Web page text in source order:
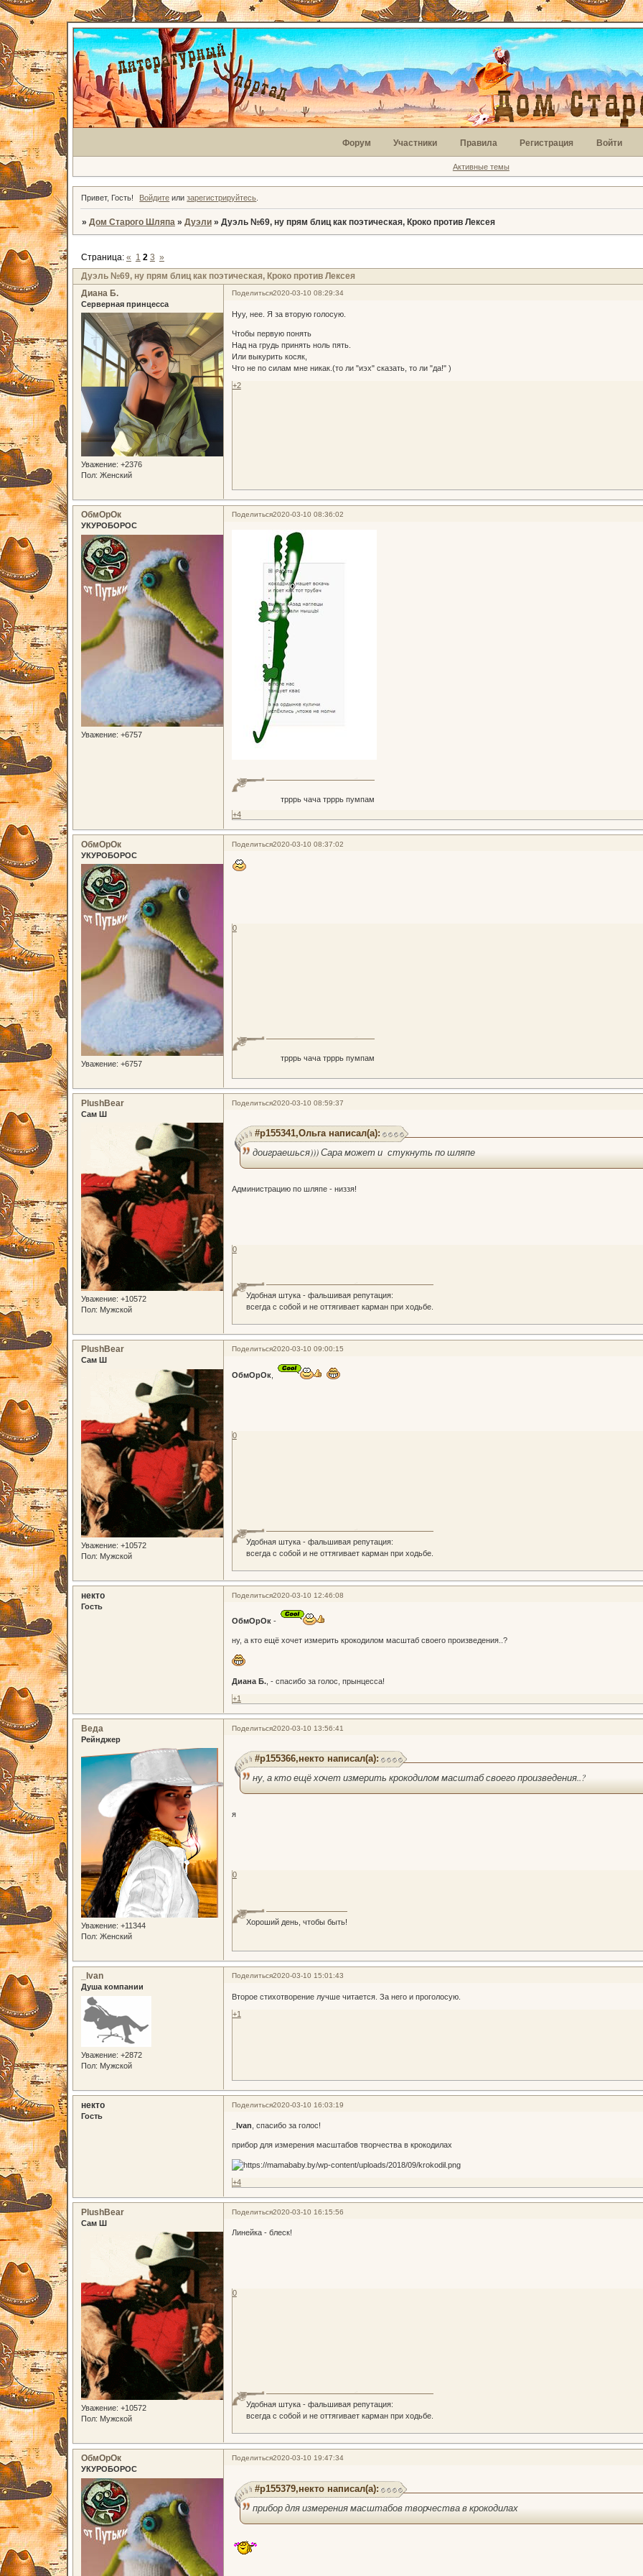
Форум Участники Правила Регистрация Войти
Активные темы
Привет, Гость! Войдите илизарегистрируйтесь
» Дом Старого Шляпа » Дуэли » Дуэль №69, ну прям блиц как поэтическая, Кроко против Лексея
Дуэль №69, ну прям блиц как поэтическая, Кроко против Лексея
Страница: « 1 2 3 »
Поделиться2020-03-10 08:29:34
Диана Б.
Серверная принцесса
Уважение: +2376
Пол: Женский
Нуу, нее. Я за вторую голосую.
Чтобы первую понять
Над на грудь принять ноль пять.
Или выкурить косяк,
Что не по силам мне никак.(то ли "иэх" сказать, то ли "да!" )
+2
Поделиться2020-03-10 08:36:02
ОбмОрОк
УКУРОБОРОС
Уважение: +6757
трррь чача трррь пумпам
+4
Поделиться2020-03-10 08:37:02
ОбмОрОк
УКУРОБОРОС
Уважение: +6757
трррь чача трррь пумпам
0
Поделиться2020-03-10 08:59:37
PlushBear
Сам Ш
Уважение: +10572
Пол: Мужской
#p155341,Ольга написал(а):
доиграешься))) Сара может и стукнуть по шляпе
Администрацию по шляпе - низзя!
Удобная штука - фальшивая репутация:
всегда с собой и не оттягивает карман при ходьбе.
0
Поделиться2020-03-10 09:00:15
PlushBear
Сам Ш
Уважение: +10572
Пол: Мужской
ОбмОрОк,
Удобная штука - фальшивая репутация:
всегда с собой и не оттягивает карман при ходьбе.
0
Поделиться2020-03-10 12:46:08
некто
Гость
ОбмОрОк-
ну, а кто ещё хочет измерить крокодилом масштаб своего произведения..?
Диана Б., - спасибо за голос, прынцесса!
+1
Поделиться2020-03-10 13:56:41
Веда
Рейнджер
Уважение: +11344
Пол: Женский
#p155366,некто написал(а):
ну, а кто ещё хочет измерить крокодилом масштаб своего произведения..?
я
Хороший день, чтобы быть!
0
Поделиться2020-03-10 15:01:43
_Ivan
Душа компании
Уважение: +2872
Пол: Мужской
Второе стихотворение лучше читается. За него и проголосую.
+1
Поделиться2020-03-10 16:03:19
некто
Гость
_Ivan , спасибо за голос!
прибор для измерения масштабов творчества в крокодилах
+4
Поделиться2020-03-10 16:15:56
PlushBear
Сам Ш
Уважение: +10572
Пол: Мужской
Линейка - блеск!
Удобная штука - фальшивая репутация:
всегда с собой и не оттягивает карман при ходьбе.
0
Поделиться2020-03-10 19:47:34
ОбмОрОк
УКУРОБОРОС
#p155379,некто написал(а):
прибор для измерения масштабов творчества в крокодилах